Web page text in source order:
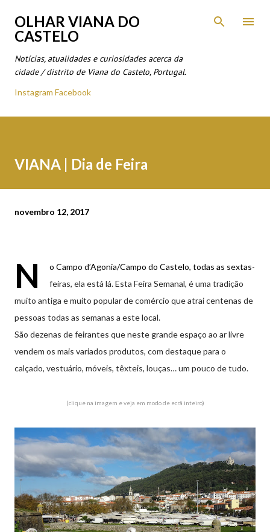
Avançar para o conteúdo principal
OLHAR VIANA DO
CASTELO
Notícias, atualidades e curiosidades acerca da
cidade / distrito de Viana do Castelo, Portugal.
Instagram Facebook
VIANA | Dia de Feira
novembro 12, 2017
N
o Campo d’Agonia/Campo do Castelo, todas as sextas-
feiras, ela está lá. Esta Feira Semanal, é uma tradição
muito antiga e muito popular de comércio que atrai centenas de
pessoas todas as semanas a este local.
São dezenas de feirantes que neste grande espaço ao ar livre
vendem os mais variados produtos, com destaque para o
calçado, vestuário, móveis, têxteis, louças… um pouco de tudo.
(clique na imagem e veja em modo de ecrã inteiro)